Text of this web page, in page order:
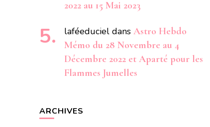
2022 au 15 Mai 2023
laféeduciel dans Astro Hebdo
Mémo du 28 Novembre au 4
Décembre 2022 et Aparté pour les
Flammes Jumelles
ARCHIVES